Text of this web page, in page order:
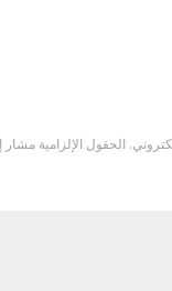
الحقول الإلزامية مشار